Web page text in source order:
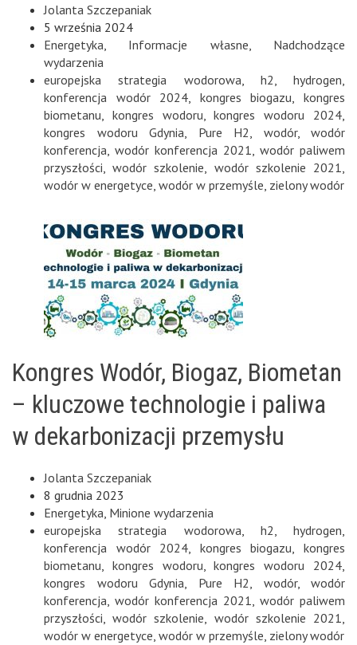
Jolanta Szczepaniak
5 września 2024
Energetyka
Informacje własne
Nadchodzące
wydarzenia
europejska strategia wodorowa
h2 hydrogen
konferencja wodór 2024
kongres biogazu ,kongres
biometanu
kongres wodoru ,kongres wodoru 2024
kongres wodoru Gdynia
Pure H2 wodór, wodór
konferencja wodór konferencja 2021 wodór paliwem
przyszłości ,wodór szkolenie wodór szkolenie 2021
wodór w energetyce wodór w przemyśle zielony wodór
Kongres Wodór, Biogaz, Biometan
– kluczowe technologie i paliwa
w dekarbonizacji przemysłu
Jolanta Szczepaniak
8 grudnia 2023
Energetyka, Minione wydarzenia
europejska strategia wodorowa, h2, hydrogen,
konferencja wodór 2024, kongres biogazu,kongres
biometanu, kongres wodoru,kongres wodoru 2024,
kongres wodoru Gdynia, Pure H2, wodór, wodór
konferencja, wodór konferencja 2021, wodór paliwem
przyszłości,wodór szkolenie, wodór szkolenie 2021,
wodór w energetyce, wodór w przemyśle, zielony wodór